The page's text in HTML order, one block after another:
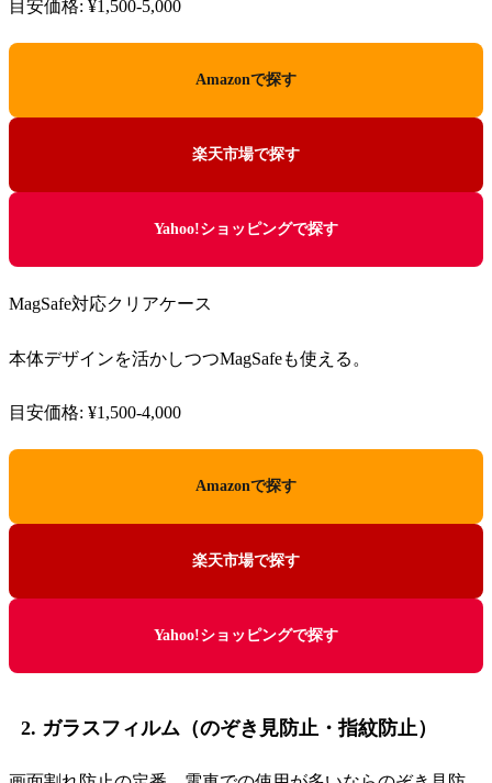
目安価格: ¥1,500-5,000
Amazonで探す
楽天市場で探す
Yahoo!ショッピングで探す
MagSafe対応クリアケース
本体デザインを活かしつつMagSafeも使える。
目安価格: ¥1,500-4,000
Amazonで探す
楽天市場で探す
Yahoo!ショッピングで探す
2. ガラスフィルム（のぞき見防止・指紋防止）